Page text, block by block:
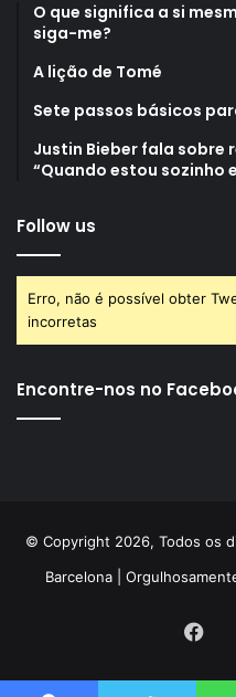
O que significa a si
siga-me?
A lição de Tomé
Sete passos básicos
Justin Bieber fala sobre
“Quando estou sozinho
Follow us
Erro, não é possível obter
incorretas
Encontre-nos no
© Copyright 2026, Todos os
Barcelona|